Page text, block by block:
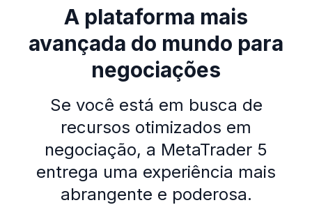
A plataforma mais
avançada do mundo para
negociações
Se você está em busca de
recursos otimizados em
negociação, a MetaTrader 5
entrega uma experiência mais
abrangente e poderosa.